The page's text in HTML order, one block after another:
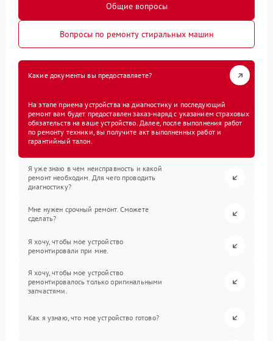
Общие вопросы
Вопросы по ремонту стиральных машин
Какие документы вы предоставляете?
На этапе приема устройства на диагностику и последующий
ремонт вам будет предоставлен заказ-наряд с указанием страховых
обязательств на ваше устройство. Далее, после выполнения работ
по ремонту техники, вы получите акт выполненных работ и
гарантийный талон.
Я уже знаю в чем неисправность и какой
ремонт необходим. Для чего проводить
диагностику?
Мне нужен срочный ремонт. Сможете
сделать?
Я хочу, чтобы мое устройство
ремонтировали при мне.
Я хочу, чтобы мое устройство
ремонтировалось только оригинальными
запчастями.
Как я узнаю, что мое устройство готово?